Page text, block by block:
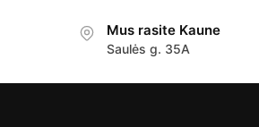
Mus rasite Kaune
Saulės g. 35A